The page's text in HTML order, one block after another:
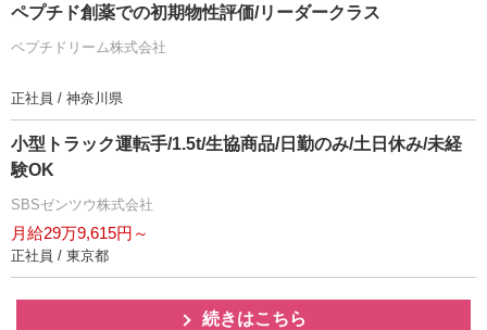
ペプチド創薬での初期物性評価/リーダークラス
ペプチドリーム株式会社
正社員 / 神奈川県
小型トラック運転手/1.5t/生協商品/日勤のみ/土日休み/未経
験OK
SBSゼンツウ株式会社
月給29万9,615円～
正社員 / 東京都
続きはこちら